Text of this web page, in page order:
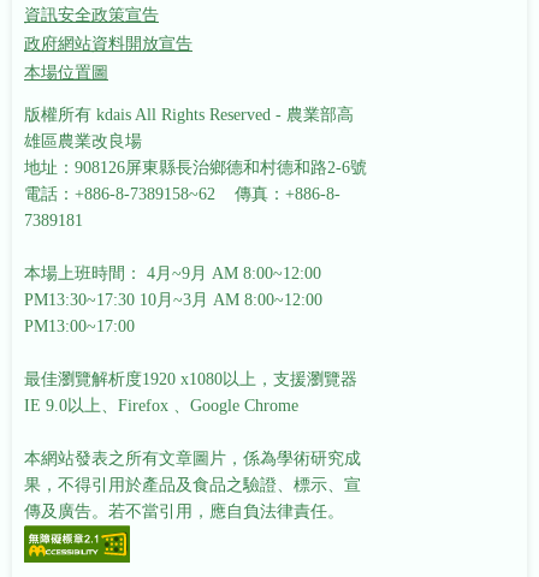
資訊安全政策宣告
政府網站資料開放宣告
本場位置圖
版權所有 kdais All Rights Reserved - 農業部高
雄區農業改良場
地址：908126屏東縣長治鄉德和村德和路2-6號
電話：+886-8-7389158~62 傳真：+886-8-
7389181
本場上班時間： 4月~9月 AM 8:00~12:00
PM13:30~17:30 10月~3月 AM 8:00~12:00
PM13:00~17:00
最佳瀏覽解析度1920 x1080以上，支援瀏覽器
IE 9.0以上、Firefox 、Google Chrome
本網站發表之所有文章圖片，係為學術研究成
果，不得引用於產品及食品之驗證、標示、宣
傳及廣告。若不當引用，應自負法律責任。